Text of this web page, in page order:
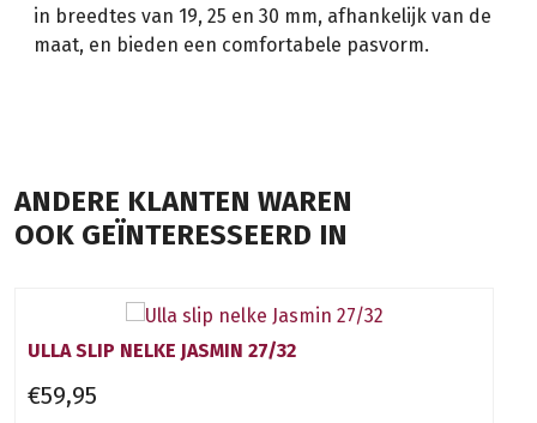
in breedtes van 19, 25 en 30 mm, afhankelijk van de
maat, en bieden een comfortabele pasvorm.
ANDERE KLANTEN WAREN
OOK GEÏNTERESSEERD IN
ULLA SLIP NELKE JASMIN 27/32
€59,95